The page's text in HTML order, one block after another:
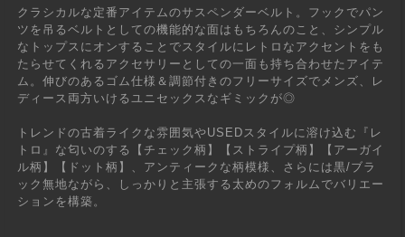
クラシカルな定番アイテムのサスペンダーベルト。フックでパン
ツを吊るベルトとしての機能的な面はもちろんのこと、シンプル
なトップスにオンすることでスタイルにレトロなアクセントをも
たらせてくれるアクセサリーとしての一面も持ち合わせたアイテ
ム。伸びのあるゴム仕様＆調節付きのフリーサイズでメンズ、レ
ディース両方いけるユニセックスなギミックが◎
トレンドの古着ライクな雰囲気やUSEDスタイルに溶け込む『レ
トロ』な匂いのする【チェック柄】【ストライプ柄】【アーガイ
ル柄】【ドット柄】、アンティークな柄模様、さらには黒/ブラ
ック無地ながら、しっかりと主張する太めのフォルムでバリエー
ションを構築。